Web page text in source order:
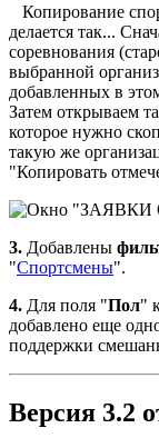
Копирование
делается так...
соревнования
выбранной
добавленных в
Затем открываем
которое нужно
такую же
"Копировать
3. Добавлены
"Спортсмены".
4. Для поля "Пол"
добавлено еще
поддержки
Версия 3.2